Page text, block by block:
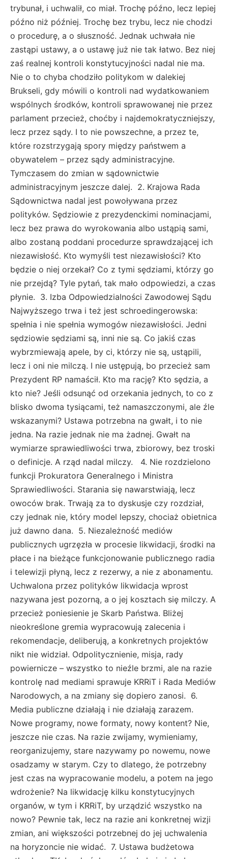
trybunał, i uchwalił, co miał. Trochę późno, lecz lepiej
późno niż później. Trochę bez trybu, lecz nie chodzi
o procedurę, a o słuszność. Jednak uchwała nie
zastąpi ustawy, a o ustawę już nie tak łatwo. Bez niej
zaś realnej kontroli konstytucyjności nadal nie ma.
Nie o to chyba chodziło politykom w dalekiej
Brukseli, gdy mówili o kontroli nad wydatkowaniem
wspólnych środków, kontroli sprawowanej nie przez
parlament przecież, choćby i najdemokratyczniejszy,
lecz przez sądy. I to nie powszechne, a przez te,
które rozstrzygają spory między państwem a
obywatelem – przez sądy administracyjne.
Tymczasem do zmian w sądownictwie
administracyjnym jeszcze dalej. 2. Krajowa Rada
Sądownictwa nadal jest powoływana przez
polityków. Sędziowie z prezydenckimi nominacjami,
lecz bez prawa do wyrokowania albo ustąpią sami,
albo zostaną poddani procedurze sprawdzającej ich
niezawisłość. Kto wymyśli test niezawisłości? Kto
będzie o niej orzekał? Co z tymi sędziami, którzy go
nie przejdą? Tyle pytań, tak mało odpowiedzi, a czas
płynie. 3. Izba Odpowiedzialności Zawodowej Sądu
Najwyższego trwa i też jest schroedingerowska:
spełnia i nie spełnia wymogów niezawisłości. Jedni
sędziowie sędziami są, inni nie są. Co jakiś czas
wybrzmiewają apele, by ci, którzy nie są, ustąpili,
lecz i oni nie milczą. I nie ustępują, bo przecież sam
Prezydent RP namaścił. Kto ma rację? Kto sędzia, a
kto nie? Jeśli odsunąć od orzekania jednych, to co z
blisko dwoma tysiącami, też namaszczonymi, ale źle
wskazanymi? Ustawa potrzebna na gwałt, i to nie
jedna. Na razie jednak nie ma żadnej. Gwałt na
wymiarze sprawiedliwości trwa, zbiorowy, bez troski
o definicje. A rząd nadal milczy. 4. Nie rozdzielono
funkcji Prokuratora Generalnego i Ministra
Sprawiedliwości. Starania się nawarstwiają, lecz
owoców brak. Trwają za to dyskusje czy rozdział,
czy jednak nie, który model lepszy, chociaż obietnica
już dawno dana. 5. Niezależność mediów
publicznych ugrzęzła w procesie likwidacji, środki na
płace i na bieżące funkcjonowanie publicznego radia
i telewizji płyną, lecz z rezerwy, a nie z abonamentu.
Uchwalona przez polityków likwidacja wprost
nazywana jest pozorną, a o jej kosztach się milczy. A
przecież poniesienie je Skarb Państwa. Bliżej
nieokreślone gremia wypracowują zalecenia i
rekomendacje, deliberują, a konkretnych projektów
nikt nie widział. Odpolitycznienie, misja, rady
powiernicze – wszystko to nieźle brzmi, ale na razie
kontrolę nad mediami sprawuje KRRiT i Rada Mediów
Narodowych, a na zmiany się dopiero zanosi. 6.
Media publiczne działają i nie działają zarazem.
Nowe programy, nowe formaty, nowy kontent? Nie,
jeszcze nie czas. Na razie zwijamy, wymieniamy,
reorganizujemy, stare nazywamy po nowemu, nowe
osadzamy w starym. Czy to dlatego, że potrzebny
jest czas na wypracowanie modelu, a potem na jego
wdrożenie? Na likwidację kilku konstytucyjnych
organów, w tym i KRRiT, by urządzić wszystko na
nowo? Pewnie tak, lecz na razie ani konkretnej wizji
zmian, ani większości potrzebnej do jej uchwalenia
na horyzoncie nie widać. 7. Ustawa budżetowa